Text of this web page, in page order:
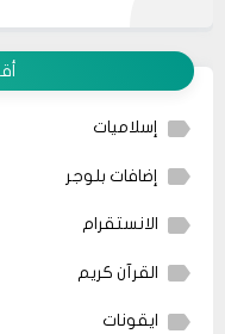
إسلاميات
إضافات بلوجر
الانستقرام
القرآن كريم
ايقونات